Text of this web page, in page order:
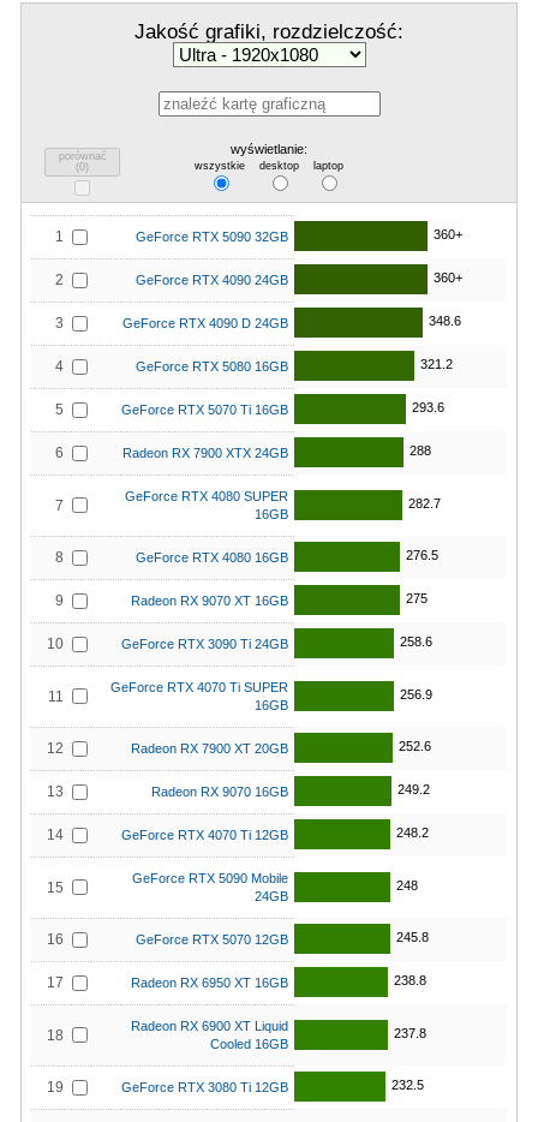
Jakość grafiki, rozdzielczość:
porównać
(0)
wyświetlanie:
wszystkie desktop laptop
1 GeForce RTX 5090 32GB 360+
2 GeForce RTX 4090 24GB 360+
3 GeForce RTX 4090 D 24GB 348.6
4 GeForce RTX 5080 16GB 321.2
5 GeForce RTX 5070 Ti 16GB 293.6
6 Radeon RX 7900 XTX 24GB 288
7
GeForce RTX 4080 SUPER
16GB
282.7
8 GeForce RTX 4080 16GB 276.5
9 Radeon RX 9070 XT 16GB 275
10 GeForce RTX 3090 Ti 24GB 258.6
11
GeForce RTX 4070 Ti SUPER
16GB
256.9
12 Radeon RX 7900 XT 20GB 252.6
13 Radeon RX 9070 16GB 249.2
14 GeForce RTX 4070 Ti 12GB 248.2
15
GeForce RTX 5090 Mobile
24GB
248
16 GeForce RTX 5070 12GB 245.8
17 Radeon RX 6950 XT 16GB 238.8
18
Radeon RX 6900 XT Liquid
Cooled 16GB
237.8
19 GeForce RTX 3080 Ti 12GB 232.5